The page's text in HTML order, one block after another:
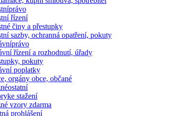
právo
řízení
činy a přestupky
sazby, ochranná opatření, pokuty
právo
řízení a rozhodnutí, úřady
pokuty
poplatky
orgány obce, občané
ostatní
ke stažení
vzory zdarma
prohlášení